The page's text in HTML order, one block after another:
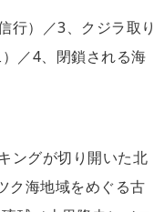
行）／3、クジラ取り
／4、閉鎖される海
ングが切り開いた北
ク海地域をめぐる古